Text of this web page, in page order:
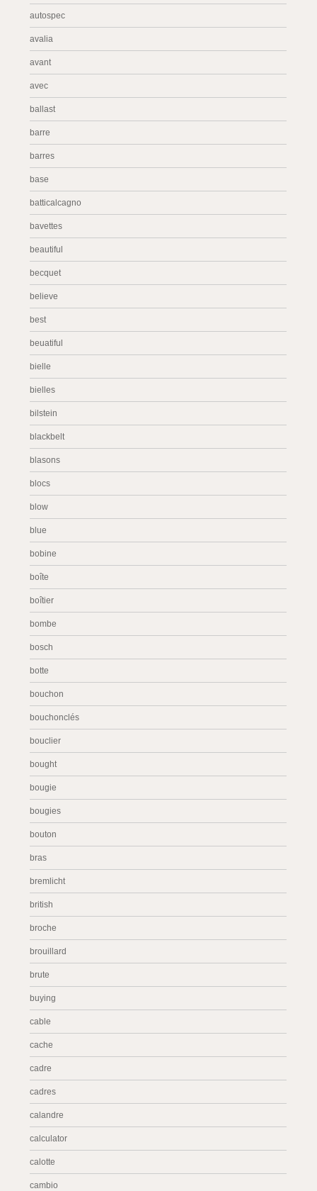
autospec
avalia
avant
avec
ballast
barre
barres
base
batticalcagno
bavettes
beautiful
becquet
believe
best
beuatiful
bielle
bielles
bilstein
blackbelt
blasons
blocs
blow
blue
bobine
boîte
boîtier
bombe
bosch
botte
bouchon
bouchonclés
bouclier
bought
bougie
bougies
bouton
bras
bremlicht
british
broche
brouillard
brute
buying
cable
cache
cadre
cadres
calandre
calculator
calotte
cambio